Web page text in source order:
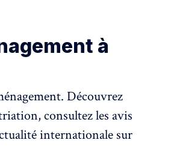
à
Découvrez
consultez les avis
internationale sur